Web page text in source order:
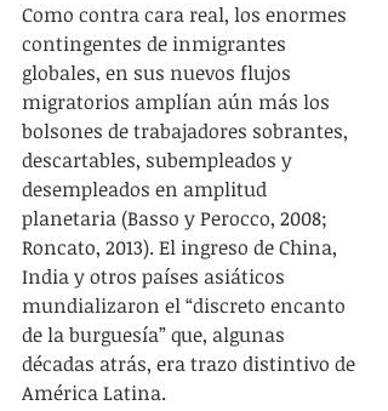
Como contra cara real, los enormes
contingentes de inmigrantes
globales, en sus nuevos flujos
migratorios amplían aún más los
bolsones de trabajadores sobrantes,
descartables, subempleados y
desempleados en amplitud
planetaria (Basso y Perocco, 2008;
Roncato, 2013). El ingreso de China,
India y otros países asiáticos
mundializaron el “discreto encanto
de la burguesía” que, algunas
décadas atrás, era trazo distintivo de
América Latina.